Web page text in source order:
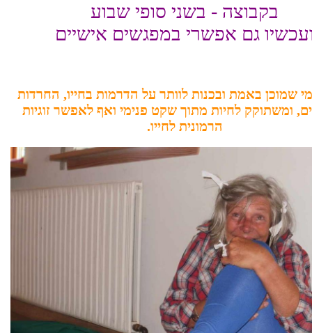
בקבוצה - בשני סופי שבוע
גם אפשרי במפגשים אישיים
שמוכן באמת ובכנות לוותר על הדרמות בחייו, החרדות
ומשתוקק לחיות מתוך שקט פנימי ואף לאפשר זוגיות
הרמונית לחייו.